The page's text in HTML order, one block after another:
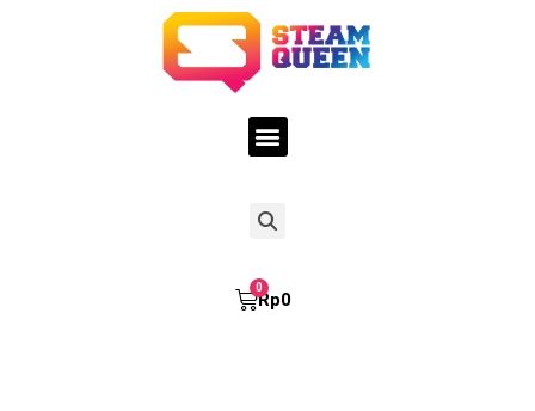
Menu
Search
Rp0
Cart